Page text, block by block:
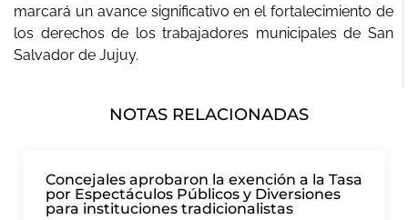
marcará un avance significativo en el fortalecimiento de
los derechos de los trabajadores municipales de San
Salvador de Jujuy.
NOTAS RELACIONADAS
Concejales aprobaron la exención a la Tasa
por Espectáculos Públicos y Diversiones
para instituciones tradicionalistas